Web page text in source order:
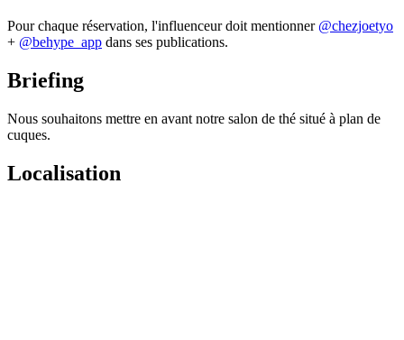
Pour chaque réservation, l'influenceur doit mentionner @chezjoetyo
+ @behype_app dans ses publications.
Briefing
Nous souhaitons mettre en avant notre salon de thé situé à plan de
cuques.
Localisation